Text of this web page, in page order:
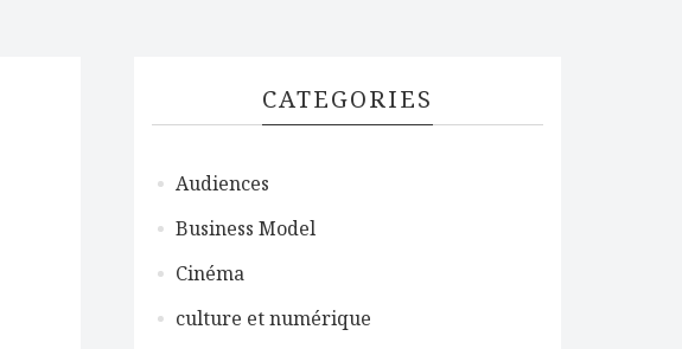
CATEGORIES
Audiences
Business Model
Cinéma
culture et numérique